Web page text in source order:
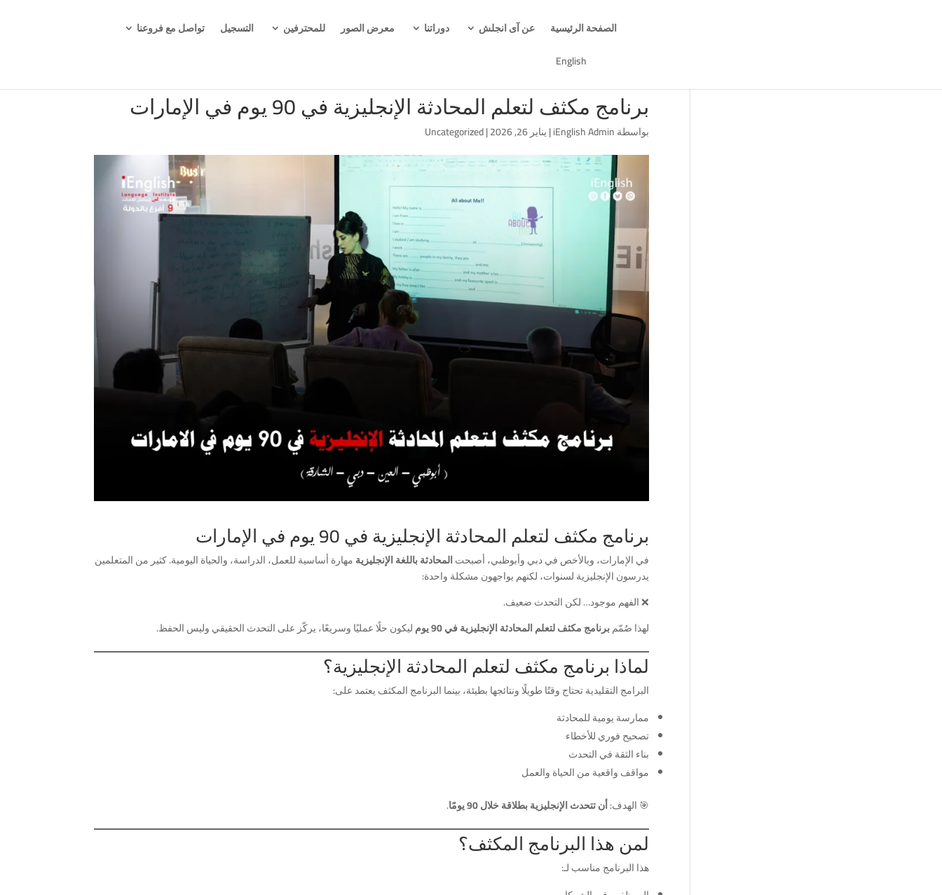
الصفحة الرئيسية عن آى انجلش دوراتنا معرض الصور للمحترفين التسجيل
تواصل مع فروعنا
English
برنامج مكثف لتعلم المحادثة الإنجليزية في 90 يوم في الإمارات
بواسطةiEnglish Admin
|يناير 26, 2026 |
Uncategorized
برنامج مكثف لتعلم المحادثة الإنجليزية في 90 يوم في الإمارات
في الإمارات، وبالأخص في دبي وأبوظبي، أصبحتالمحادثة باللغة الإنجليزيةمهارة أساسية للعمل، الدراسة، والحياة اليومية. كثير من المتعلمين
يدرسون الإنجليزية لسنوات، لكنهم يواجهون مشكلة واحدة:
❌ الفهم موجود… لكن التحدث ضعيف.
لهذا صُمّمبرنامج مكثف لتعلم المحادثة الإنجليزية في 90 يوم ليكون حلًا عمليًا وسريعًا، يركّز على التحدث الحقيقي وليس الحفظ.
لماذا برنامج مكثف لتعلم المحادثة الإنجليزية؟
البرامج التقليدية تحتاج وقتًا طويلًا ونتائجها بطيئة، بينما البرنامج المكثف يعتمد على:
ممارسة يومية للمحادثة
تصحيح فوري للأخطاء
بناء الثقة في التحدث
مواقف واقعية من الحياة والعمل
🎯 الهدف:أن تتحدث الإنجليزية بطلاقة خلال 90 يومًا .
لمن هذا البرنامج المكثف؟
هذا البرنامج مناسب لـ: